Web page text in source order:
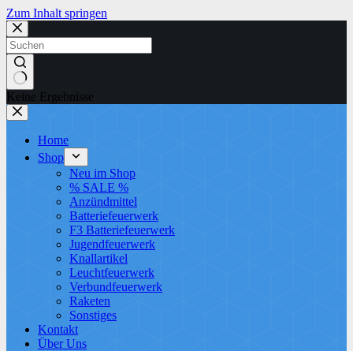
Zum Inhalt springen
Keine Ergebnisse
Home
Shop
Neu im Shop
% SALE %
Anzündmittel
Batteriefeuerwerk
F3 Batteriefeuerwerk
Jugendfeuerwerk​
Knallartikel
Leuchtfeuerwerk​
Verbundfeuerwerk
Raketen
Sonstiges
Kontakt
Über Uns